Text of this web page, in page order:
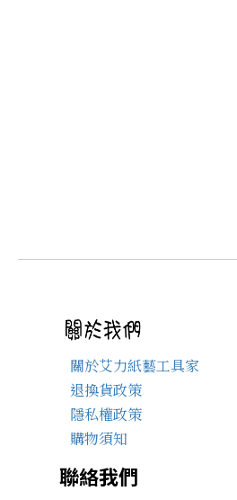
關於艾力紙藝工具家
退換貨政策
隱私權政策
購物須知
聯絡我們